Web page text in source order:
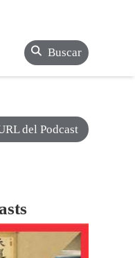
Buscar
del Podcast